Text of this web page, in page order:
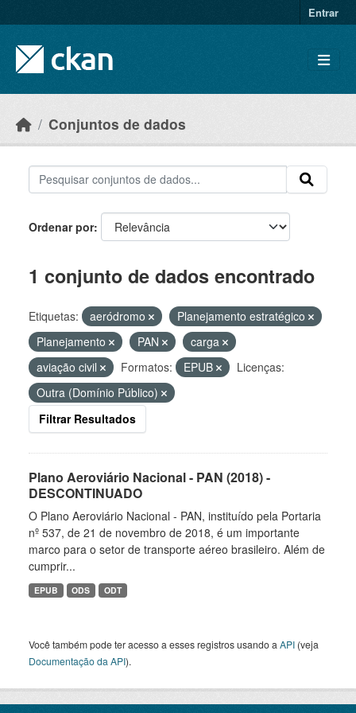
Entrar
Conjuntos de dados
Ordenar por
1 conjunto de dados encontrado
Etiquetas: aeródromo
Planejamento estratégico
Planejamento
PAN
carga
aviação civil
Formatos: EPUB
Licenças:
Outra (Domínio Público)
Filtrar Resultados
Plano Aeroviário Nacional - PAN (2018) -
DESCONTINUADO
O Plano Aeroviário Nacional - PAN, instituído pela Portaria
nº 537, de 21 de novembro de 2018, é um importante
marco para o setor de transporte aéreo brasileiro. Além de
cumprir...
EPUB ODS ODT
Você também pode ter acesso a esses registros usando a API (veja
Documentação da API).